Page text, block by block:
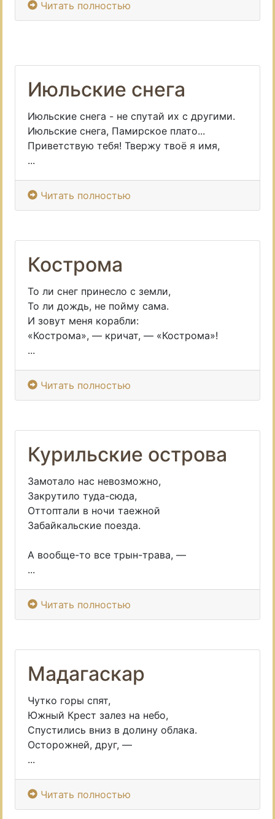
Читать полностью
Июльские снега
Июльские снега - не спутай их с другими.
Июльские снега, Памирское плато...
Приветствую тебя! Твержу твоё я имя,
...
Читать полностью
Кострома
То ли снег принесло с земли,
То ли дождь, не пойму сама.
И зовут меня корабли:
«Кострома», — кричат, — «Кострома»!
...
Читать полностью
Курильские острова
Замотало нас невозможно,
Закрутило туда-сюда,
Оттоптали в ночи таежной
Забайкальские поезда.
А вообще-то все трын-трава, —
...
Читать полностью
Мадагаскар
Чутко горы спят,
Южный Крест залез на небо,
Спустились вниз в долину облака.
Осторожней, друг, —
...
Читать полностью